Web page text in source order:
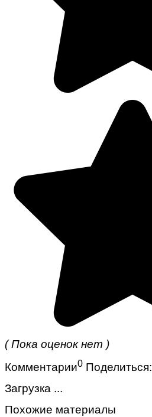
( Пока оценок нет )
Комментарии0 Поделиться:
Загрузка ...
Похожие материалы